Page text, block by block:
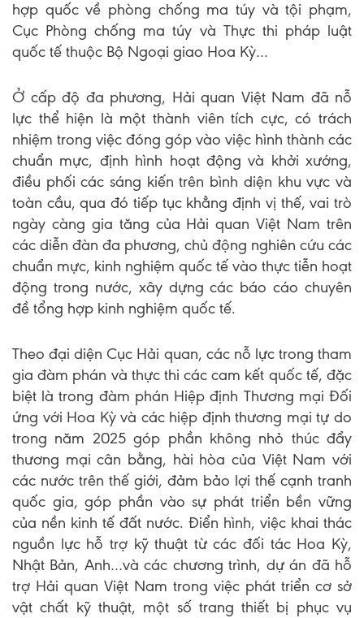
hợp quốc về phòng chống ma túy và tội phạm,
Cục Phòng chống ma túy và Thực thi pháp luật
quốc tế thuộc Bộ Ngoại giao Hoa Kỳ…
Ở cấp độ đa phương, Hải quan Việt Nam đã nỗ
lực thể hiện là một thành viên tích cực, có trách
nhiệm trong việc đóng góp vào việc hình thành các
chuẩn mực, định hình hoạt động và khởi xướng,
điều phối các sáng kiến trên bình diện khu vực và
toàn cầu, qua đó tiếp tục khẳng định vị thế, vai trò
ngày càng gia tăng của Hải quan Việt Nam trên
các diễn đàn đa phương, chủ động nghiên cứu các
chuẩn mực, kinh nghiệm quốc tế vào thực tiễn hoạt
động trong nước, xây dựng các báo cáo chuyên
đề tổng hợp kinh nghiệm quốc tế.
Theo đại diện Cục Hải quan, các nỗ lực trong tham
gia đàm phán và thực thi các cam kết quốc tế, đặc
biệt là trong đàm phán Hiệp định Thương mại Đối
ứng với Hoa Kỳ và các hiệp định thương mại tự do
trong năm 2025 góp phần không nhỏ thúc đẩy
thương mại cân bằng, hài hòa của Việt Nam với
các nước trên thế giới, đảm bảo lợi thế cạnh tranh
quốc gia, góp phần vào sự phát triển bền vững
của nền kinh tế đất nước. Điển hình, việc khai thác
nguồn lực hỗ trợ kỹ thuật từ các đối tác Hoa Kỳ,
Nhật Bản, Anh…và các chương trình, dự án đã hỗ
trợ Hải quan Việt Nam trong việc phát triển cơ sở
vật chất kỹ thuật, một số trang thiết bị phục vụ